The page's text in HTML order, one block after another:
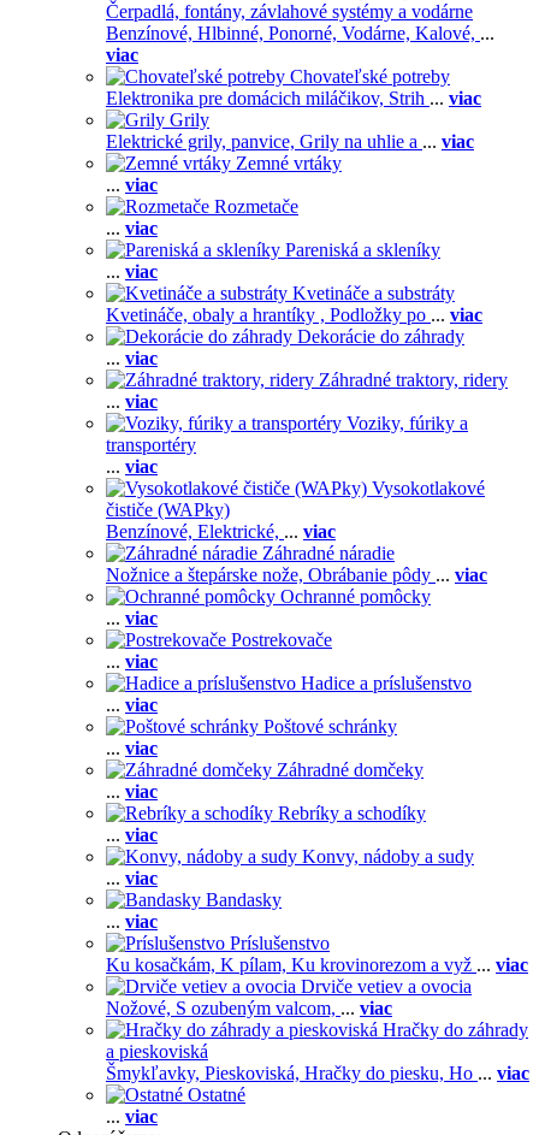
Čerpadlá, fontány, závlahové systémy a vodárne
Benzínové, Hlbinné, Ponorné, Vodárne, Kalové, ...
viac
Chovateľské potreby
Elektronika pre domácich miláčikov, Strih ... viac
Grily
Elektrické grily, panvice, Grily na uhlie a ... viac
Zemné vrtáky
... viac
Rozmetače
... viac
Pareniská a skleníky
... viac
Kvetináče a substráty
Kvetináče, obaly a hrantíky , Podložky po ... viac
Dekorácie do záhrady
... viac
Záhradné traktory, ridery
... viac
Voziky, fúriky a
transportéry
... viac
Vysokotlakové
čističe (WAPky)
Benzínové, Elektrické, ... viac
Záhradné náradie
Nožnice a štepárske nože, Obrábanie pôdy ... viac
Ochranné pomôcky
... viac
Postrekovače
... viac
Hadice a príslušenstvo
... viac
Poštové schránky
... viac
Záhradné domčeky
... viac
Rebríky a schodíky
... viac
Konvy, nádoby a sudy
... viac
Bandasky
... viac
Príslušenstvo
Ku kosačkám, K pílam, Ku krovinorezom a vyž ... viac
Drviče vetiev a ovocia
Nožové, S ozubeným valcom, ... viac
Hračky do záhrady
a pieskoviská
Šmykľavky, Pieskoviská, Hračky do piesku, Ho ... viac
Ostatné
... viac